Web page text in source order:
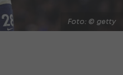
Foto: © getty